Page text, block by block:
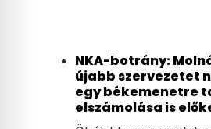
NKA-botrány:
újabb szervezetet
egy békemenetre
elszámolása is